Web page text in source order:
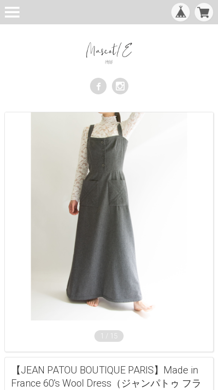
1 / 15
【JEAN PATOU BOUTIQUE PARIS】Made in
France 60's Wool Dress（ジャンパトゥ フラ